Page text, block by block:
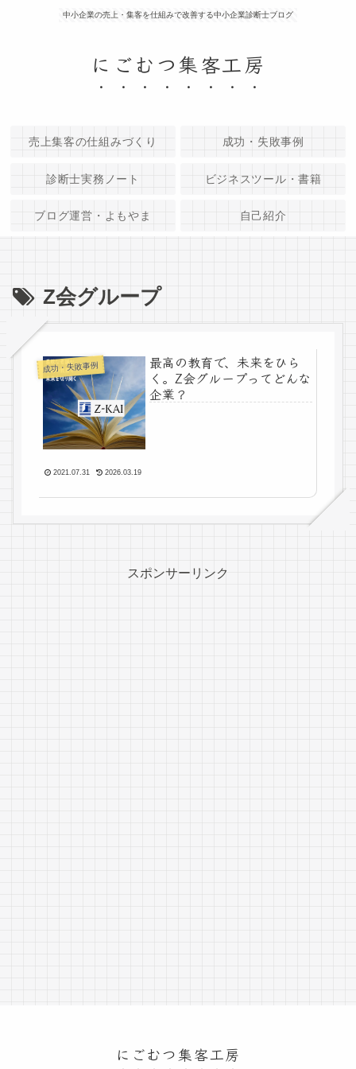
中小企業の売上・集客を仕組みで改善する中小企業診断士ブログ
にごむつ集客工房
売上集客の仕組みづくり 成功・失敗事例
診断士実務ノート ビジネスツール・書籍
ブログ運営・よもやま 自己紹介
Z会グループ
成功・失敗事例
最高の教育で、未来をひら
く。Z会グループってどんな
企業？
2021.07.31 2026.03.19
スポンサーリンク
にごむつ集客工房